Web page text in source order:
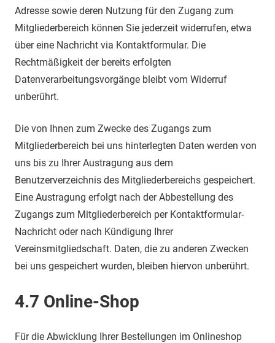
Adresse sowie deren Nutzung für den Zugang zum
Mitgliederbereich können Sie jederzeit widerrufen, etwa
über eine Nachricht via Kontaktformular. Die
Rechtmäßigkeit der bereits erfolgten
Datenverarbeitungsvorgänge bleibt vom Widerruf
unberührt.
Die von Ihnen zum Zwecke des Zugangs zum
Mitgliederbereich bei uns hinterlegten Daten werden von
uns bis zu Ihrer Austragung aus dem
Benutzerverzeichnis des Mitgliederbereichs gespeichert.
Eine Austragung erfolgt nach der Abbestellung des
Zugangs zum Mitgliederbereich per Kontaktformular-
Nachricht oder nach Kündigung Ihrer
Vereinsmitgliedschaft. Daten, die zu anderen Zwecken
bei uns gespeichert wurden, bleiben hiervon unberührt.
4.7 Online-Shop
Für die Abwicklung Ihrer Bestellungen im Onlineshop